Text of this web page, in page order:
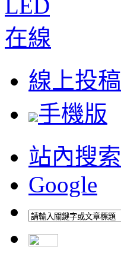
線上投稿
手機版
站內搜索
Google